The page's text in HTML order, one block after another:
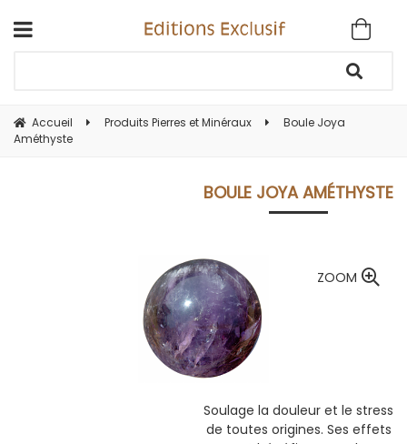
Accueil Produits Pierres et Minéraux
Boule Joya
Améthyste
BOULE JOYA AMÉTHYSTE
ZOOM
Soulage la douleur et le stress
de toutes origines. Ses effets